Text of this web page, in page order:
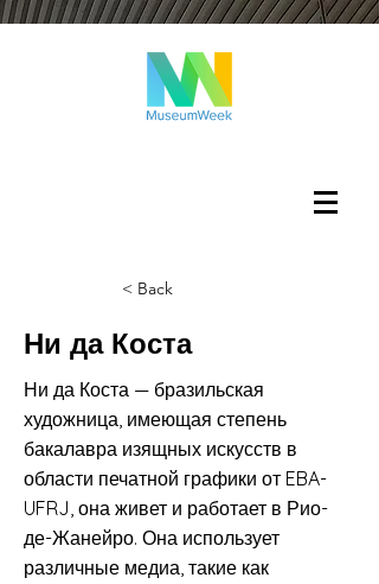
< Back
Ни да Коста
Ни да Коста — бразильская
художница, имеющая степень
бакалавра изящных искусств в
области печатной графики от EBA-
UFRJ, она живет и работает в Рио-
де-Жанейро. Она использует
различные медиа, такие как